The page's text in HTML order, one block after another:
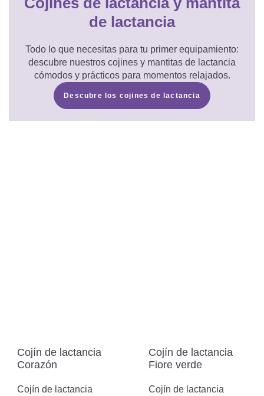
de lactancia
Todo lo que necesitas para tu primer equipamiento:
descubre nuestros cojines y mantitas de lactancia
cómodos y prácticos para momentos relajados.
Descubre los cojines de lactancia
Cojín de lactancia
Corazón
Cojín de lactancia
Cojín de lactancia
Fiore verde
Cojín de lactancia